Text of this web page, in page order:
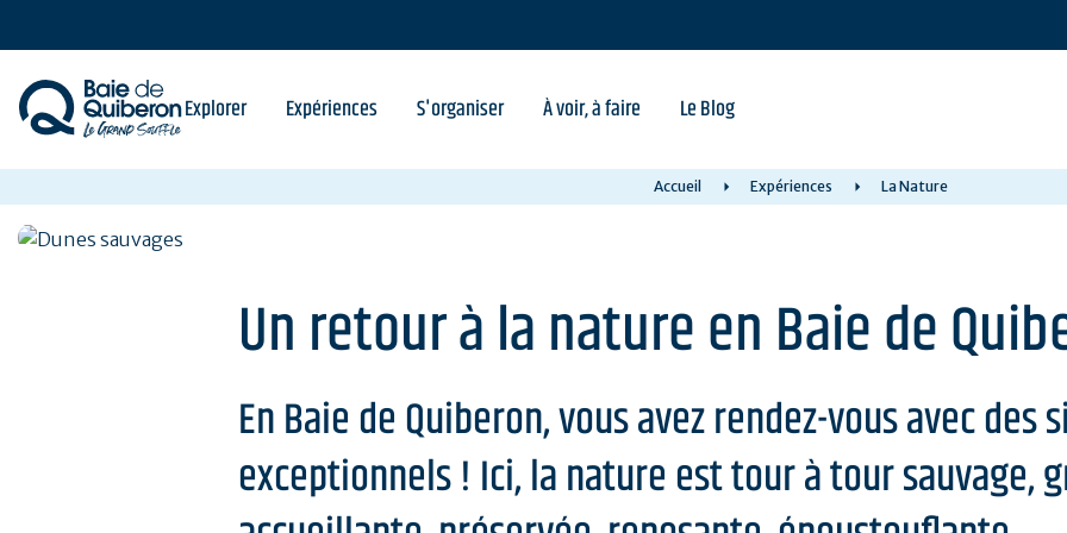
principal
Explorer Expériences S'organiser À voir, à faire Le Blog
Accueil Expériences La Nature
Un retour à la nature en Baie de
En Baie de Quiberon, vous avez rendez-vous avec des
exceptionnels ! Ici, la nature est tour à tour sauvage,